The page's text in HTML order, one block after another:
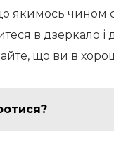
якимось чином
в дзеркало і
що ви в